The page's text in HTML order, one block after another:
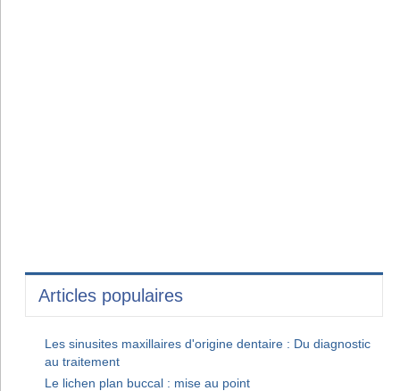
Articles populaires
Les sinusites maxillaires d'origine dentaire : Du diagnostic
au traitement
Le lichen plan buccal : mise au point